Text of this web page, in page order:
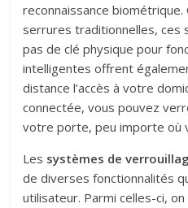
reconnaissance
serrures traditionnelles, ces
pas de clé physique pour
intelligentes offrent
distance l’accès à votre
connectée, vous pouvez
votre porte, peu importe où
Les systèmes de
de diverses fonctionnalités
utilisateur. Parmi celles-ci,